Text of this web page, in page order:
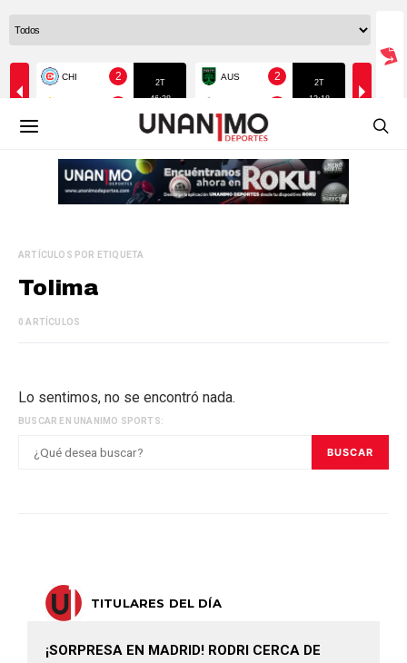
ARTÍCULOS POR ETIQUETA
Tolima
0 ARTÍCULOS
Lo sentimos, no se encontró nada.
BUSCAR EN UNANIMO SPORTS:
BUSCAR
TITULARES DEL DÍA
¡SORPRESA EN MADRID! RODRI CERCA DE